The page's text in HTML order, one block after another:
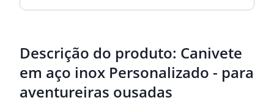
Descrição do produto: Canivete
em aço inox Personalizado - para
aventureiras ousadas